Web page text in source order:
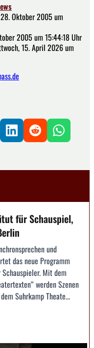
Oktober 2005 um
2005 um 15:44:18 Uhr
15. April 2026 um
für Schauspiel,
und
das neue Programm
Mit dem
werden Szenen
Suhrkamp Theate...